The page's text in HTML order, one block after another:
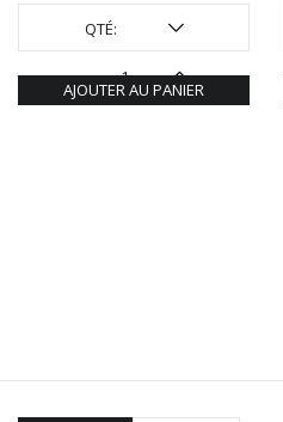
QTÉ:
AJOUTER AU PANIER